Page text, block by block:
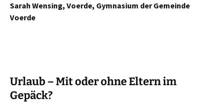
Sarah Wensing, Voerde, Gymnasium der Gemeinde
Voerde
Urlaub – Mit oder ohne Eltern im
Gepäck?